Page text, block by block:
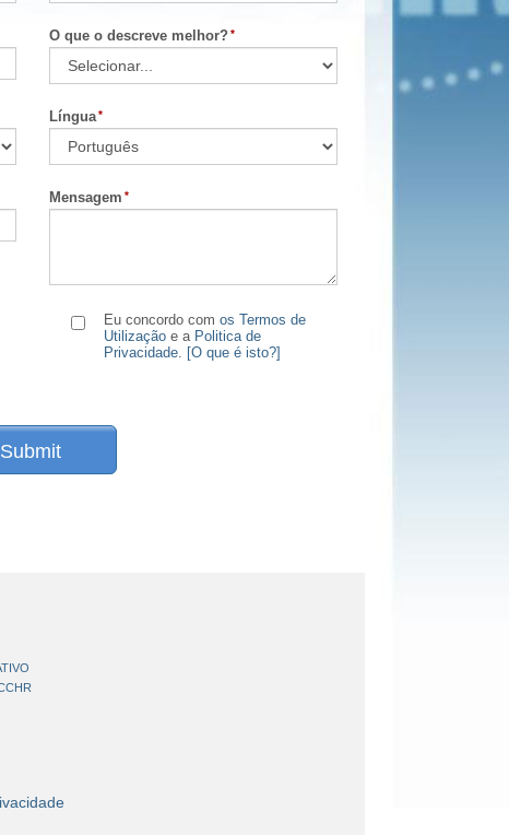
O que o descreve melhor?
Língua
Mensagem
Eu concordo comos Termos de
Utilização e a Politica de
Privacidade. [O que é isto?]
Submit